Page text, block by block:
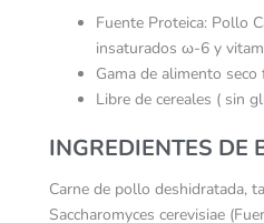
Fuente Proteica: Pollo
insaturados ω-6 y
Gama de alimento
Libre de cereales ( sin
INGREDIENTES DE
Carne de pollo deshidratada,
Saccharomyces cerevisiae